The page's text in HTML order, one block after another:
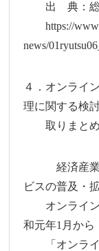
出 典：総
https://
news/
４．オンライ
理に関する検
取りまとめ
経済産業省
ビスの普及・
オンライン
和元年1月から
「オンライ